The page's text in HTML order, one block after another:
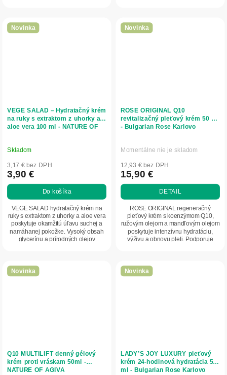
Novinka
VEGE SALAD – Hydratačný krém
na ruky s extraktom z uhorky a
aloe vera 100 ml - NATURE OF
Skladom
3,17 € bez DPH
3,90 €
Do košíka
VEGE SALAD hydratačný krém na
ruky s extraktom z uhorky a aloe vera
poskytuje okamžitú úľavu suchej a
namáhanej pokožke. Vysoký obsah
glycerínu a prírodných olejov
Novinka
ROSE ORIGINAL Q10
revitalizačný pleťový krém 50 ml
- Bulgarian Rose Karlovo
Momentálne nie je skladom
12,93 € bez DPH
15,90 €
DETAIL
ROSE ORIGINAL regeneračný
pleťový krém s koenzýmom Q10,
ružovým olejom a mandľovým olejom
poskytuje intenzívnu hydratáciu,
výživu a obnovu pleti. Podporuje
Novinka
Q10 MULTILIFT denný gélový
krém proti vráskam 50ml -
NATURE OF AGIVA
Novinka
LADY’S JOY LUXURY pleťový
krém 24-hodinová hydratácia 50
ml - Bulgarian Rose Karlovo